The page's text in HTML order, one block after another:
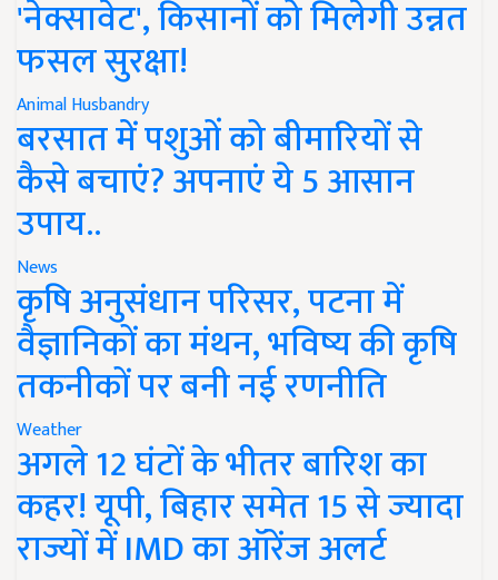
'नेक्सावेट', किसानों को मिलेगी उन्नत
फसल सुरक्षा!
Animal Husbandry
बरसात में पशुओं को बीमारियों से
कैसे बचाएं? अपनाएं ये 5 आसान
उपाय..
News
कृषि अनुसंधान परिसर, पटना में
वैज्ञानिकों का मंथन, भविष्य की कृषि
तकनीकों पर बनी नई रणनीति
Weather
अगले 12 घंटों के भीतर बारिश का
कहर! यूपी, बिहार समेत 15 से ज्यादा
राज्यों में IMD का ऑरेंज अलर्ट